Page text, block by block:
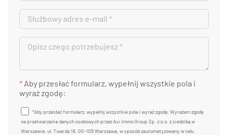
Służbowy adres e-mail *
Opisz czego potrzebujesz*
* Aby przesłać formularz, wypełnij wszystkie pola i
wyraź zgodę:
*Aby przesłać formularz, wypełnij wszystkie pola i wyraź zgodę: Wyrażam zgodę
na przetwarzanie danych osobowych przez Axi Immo Group Sp. z o.o. z siedzibą w
Warszawie, ul. Twarda 18, 00-105 Warszawa, w sposób zautomatyzowany w celu